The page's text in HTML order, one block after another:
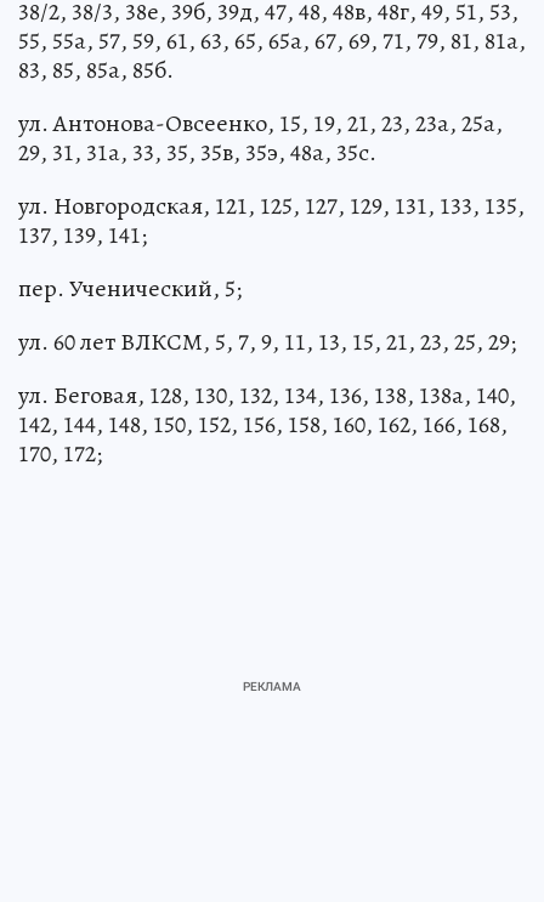
38/2, 38/3, 38е, 39б, 39д, 47, 48, 48в, 48г, 49, 51, 53,
55, 55а, 57, 59, 61, 63, 65, 65а, 67, 69, 71, 79, 81, 81а,
83, 85, 85а, 85б.
ул. Антонова-Овсеенко, 15, 19, 21, 23, 23а, 25а,
29, 31, 31а, 33, 35, 35в, 35э, 48а, 35с.
ул. Новгородская, 121, 125, 127, 129, 131, 133, 135,
137, 139, 141;
пер. Ученический, 5;
ул. 60 лет ВЛКСМ, 5, 7, 9, 11, 13, 15, 21, 23, 25, 29;
ул. Беговая, 128, 130, 132, 134, 136, 138, 138а, 140,
142, 144, 148, 150, 152, 156, 158, 160, 162, 166, 168,
170, 172;